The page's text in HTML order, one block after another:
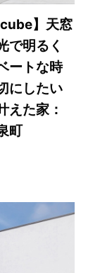
】天窓
で明るく
ートな時
にしたい
えた家：
町